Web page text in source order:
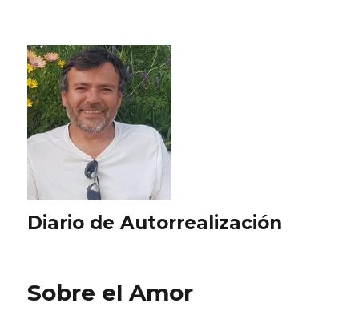
Diario de Autorrealización
Sobre el Amor